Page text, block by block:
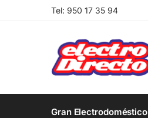
Tel: 950 17 35 94
Gran Electrodoméstico